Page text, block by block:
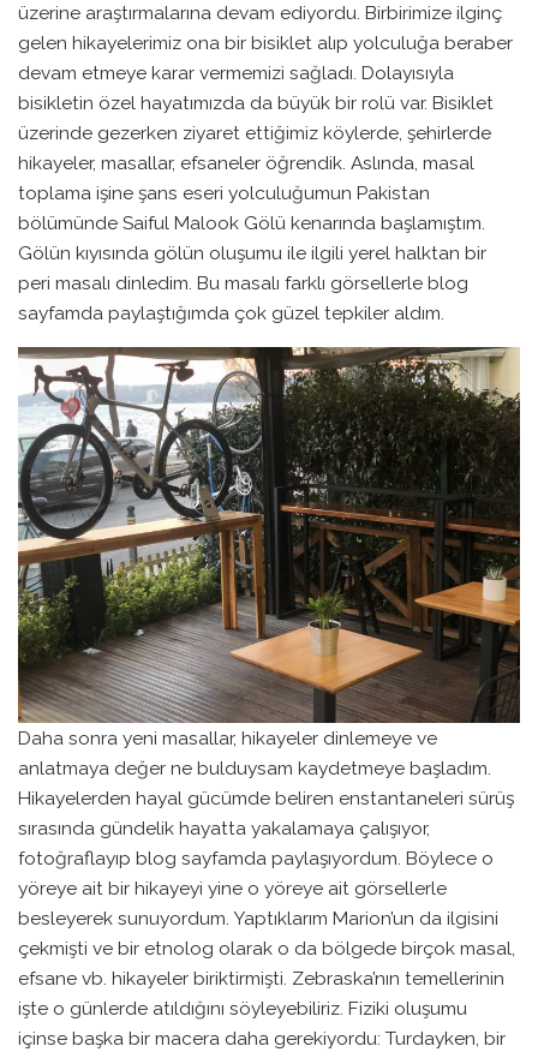
üzerine araştırmalarına devam ediyordu. Birbirimize ilginç
gelen hikayelerimiz ona bir bisiklet alıp yolculuğa beraber
devam etmeye karar vermemizi sağladı. Dolayısıyla
bisikletin özel hayatımızda da büyük bir rolü var. Bisiklet
üzerinde gezerken ziyaret ettiğimiz köylerde, şehirlerde
hikayeler, masallar, efsaneler öğrendik. Aslında, masal
toplama işine şans eseri yolculuğumun Pakistan
bölümünde Saiful Malook Gölü kenarında başlamıştım.
Gölün kıyısında gölün oluşumu ile ilgili yerel halktan bir
peri masalı dinledim. Bu masalı farklı görsellerle blog
sayfamda paylaştığımda çok güzel tepkiler aldım.
Daha sonra yeni masallar, hikayeler dinlemeye ve
anlatmaya değer ne bulduysam kaydetmeye başladım.
Hikayelerden hayal gücümde beliren enstantaneleri sürüş
sırasında gündelik hayatta yakalamaya çalışıyor,
fotoğraflayıp blog sayfamda paylaşıyordum. Böylece o
yöreye ait bir hikayeyi yine o yöreye ait görsellerle
besleyerek sunuyordum. Yaptıklarım Marion’un da ilgisini
çekmişti ve bir etnolog olarak o da bölgede birçok masal,
efsane vb. hikayeler biriktirmişti. Zebraska’nın temellerinin
işte o günlerde atıldığını söyleyebiliriz. Fiziki oluşumu
içinse başka bir macera daha gerekiyordu: Turdayken, bir